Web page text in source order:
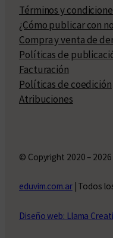
Términos y
¿Cómo publicar con
Compra y venta de
Políticas de
Facturación
Políticas de coedición
Atribuciones
© Copyright 2020 – 2026
eduvim.com.ar| Todos
Diseño web: Llama